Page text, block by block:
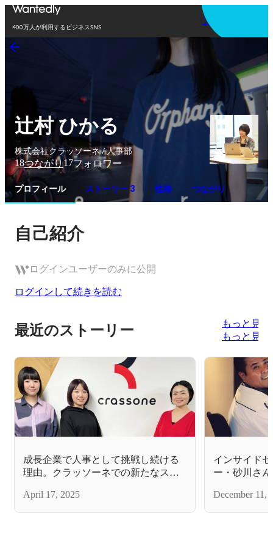
400万人が利用するビジネスSNS
アプリを使う
辻村 ひかる
株式会社クラッソーネ / 人事部
18つながり17フォロワー
プロフィール ストーリー 3 性格 つながり
自己紹介
ログインユーザーのみに公開
ログインして続きを読む
最近のストーリー
もっと見る
もっと見る
成長企業で人事として挑戦し続ける
理由。クラッソーネでの新たなスタ
April 17, 2025
インサイド
ー・砂川さ
December 11,